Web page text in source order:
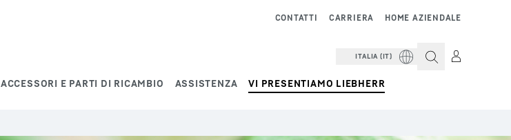
ACCESSORI E PARTI DI RICAMBIO ASSISTENZA VI PRESENTIAMO LIEBHERR
HOME AZIENDALE
CARRIERA
CONTATTI
ITALIA (IT)